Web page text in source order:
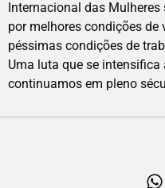
Internacional das
por melhores condições
péssimas condições de
Uma luta que se
continuamos em pleno